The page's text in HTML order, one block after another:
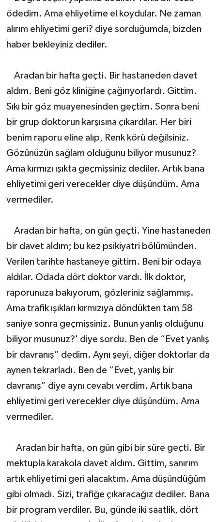
ödedim. Ama ehliyetime el koydular. Ne zaman
alırım ehliyetimi geri? diye sorduğumda, bizden
haber bekleyiniz dediler.
Aradan bir hafta geçti. Bir hastaneden davet
aldım. Beni göz kliniğine çağırıyorlardı. Gittim.
Sıkı bir göz muayenesinden geçtim. Sonra beni
bir grup doktorun karşısına çıkardılar. Her biri
benim raporu eline alıp, Renk körü değilsiniz.
Gözünüzün sağlam olduğunu biliyor musunuz?
Ama kırmızı ışıkta geçmişsiniz dediler. Artık bana
ehliyetimi geri verecekler diye düşündüm. Ama
vermediler.
Aradan bir hafta, on gün geçti. Yine hastaneden
bir davet aldım; bu kez psikiyatri bölümünden.
Verilen tarihte hastaneye gittim. Beni bir odaya
aldılar. Odada dört doktor vardı. İlk doktor,
raporunuza bakıyorum, gözleriniz sağlammış.
Ama trafik ışıkları kırmızıya döndükten tam 58
saniye sonra geçmişsiniz. Bunun yanlış olduğunu
biliyor musunuz?' diye sordu. Ben de “Evet yanlış
bir davranış” dedim. Aynı şeyi, diğer doktorlar da
aynen tekrarladı. Ben de “Evet, yanlış bir
davranış” diye aynı cevabı verdim. Artık bana
ehliyetimi geri verecekler diye düşündüm. Ama
vermediler.
Aradan bir hafta, on gün gibi bir süre geçti. Bir
mektupla karakola davet aldım. Gittim, sanırım
artık ehliyetimi geri alacaktım. Ama düşündüğüm
gibi olmadı. Sizi, trafiğe çıkaracağız dediler. Bana
bir program verdiler. Bu, günde iki saatlik, dört